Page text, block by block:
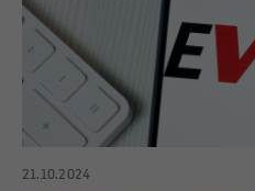
21.10.2024